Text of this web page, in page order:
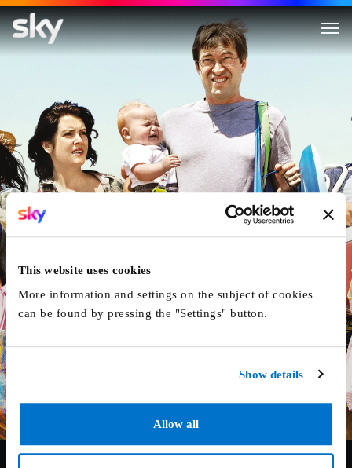
This website uses cookies
More information and settings on the subject of cookies
can be found by pressing the "Settings" button.
Show details
Allow all
Togetherness
6.7/10 2016 2 Staffeln Komödie